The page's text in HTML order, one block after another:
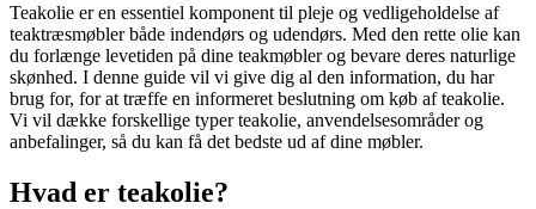
Teakolie er en essentiel komponent til pleje og vedligeholdelse af
teaktræsmøbler både indendørs og udendørs. Med den rette olie kan
du forlænge levetiden på dine teakmøbler og bevare deres naturlige
skønhed. I denne guide vil vi give dig al den information, du har
brug for, for at træffe en informeret beslutning om køb af teakolie.
Vi vil dække forskellige typer teakolie, anvendelsesområder og
anbefalinger, så du kan få det bedste ud af dine møbler.
Hvad er teakolie?